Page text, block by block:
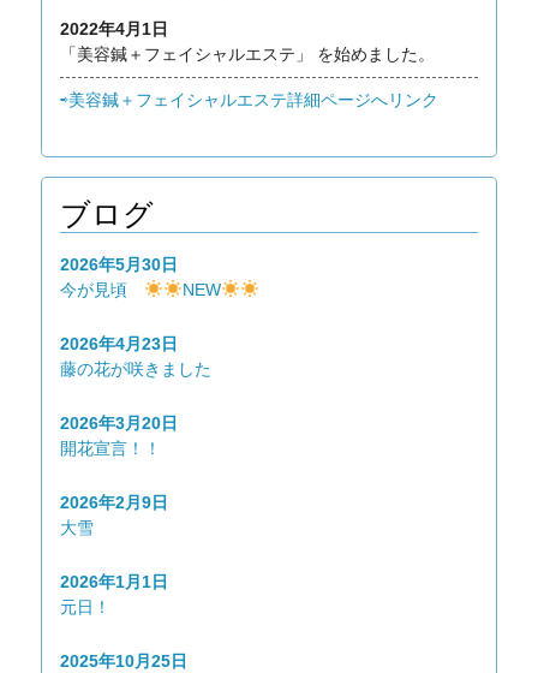
2022年4月1日
「美容鍼＋フェイシャルエステ」 を始めました。
⇨美容鍼＋フェイシャルエステ詳細ページへリンク
ブログ
2026年5月30日
今が見頃
NEW
2026年4月23日
藤の花が咲きました
2026年3月20日
開花宣言！！
2026年2月9日
大雪
2026年1月1日
元日！
2025年10月25日